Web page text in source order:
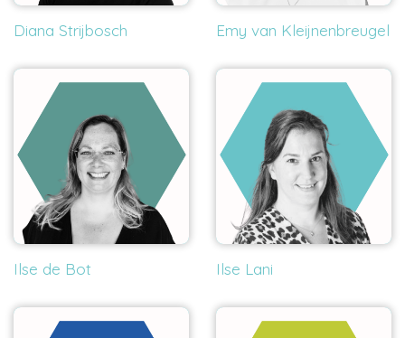
Diana Strijbosch Emy van Kleijnenbreugel
Ilse de Bot Ilse Lani